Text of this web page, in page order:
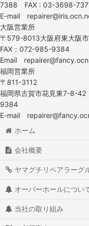
7388 FAX : 03-3698-
E-mail
大阪営業所
〒579-8013大阪府東大
FAX：072-985-9384
Email
福岡営業所
〒811-3112
福岡県古賀市花見東7-8-
9384
E-mail
ホーム
会社概要
ヤマグチリペアラーグ
オーバーホールについ
当社の取り組み